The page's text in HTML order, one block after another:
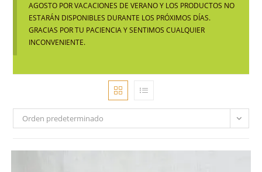
AGOSTO POR VACACIONES DE VERANO Y LOS PRODUCTOS NO
ESTARÁN DISPONIBLES DURANTE LOS PRÓXIMOS DÍAS.
GRACIAS POR TU PACIENCIA Y SENTIMOS CUALQUIER
INCONVENIENTE.
Orden predeterminado